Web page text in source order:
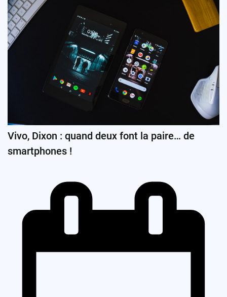
Vivo, Dixon : quand deux font la paire… de
smartphones !